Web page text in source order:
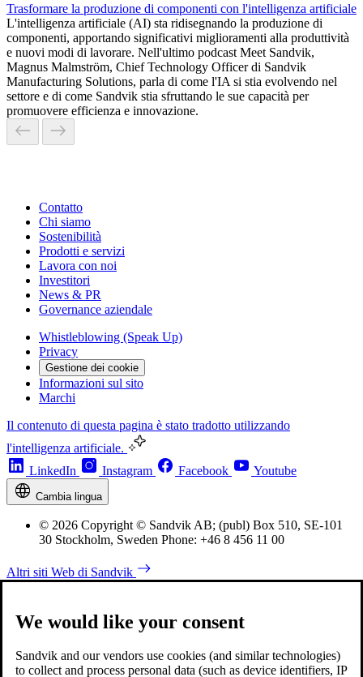
Trasformare la produzione di componenti con l'intelligenza artificiale
L'intelligenza artificiale (AI) sta ridisegnando la produzione di
componenti, apportando significativi miglioramenti alla produttività
e nuovi modi di lavorare. Nell'ultimo podcast Meet Sandvik,
Magnus Malmström, Chief Technology Officer di Sandvik
Manufacturing Solutions, parla di come l'IA si stia evolvendo nel
settore e di come Sandvik stia sfruttando le sue capacità per
promuovere efficienza e innovazione.
Contatto
Chi siamo
Sostenibilità
Prodotti e servizi
Lavora con noi
Investitori
News & PR
Governance aziendale
Whistleblowing (Speak Up)
Privacy
Gestione dei cookie
Informazioni sul sito
Marchi
Il contenuto di questa pagina è stato tradotto utilizzando
l'intelligenza artificiale.
LinkedIn
Instagram Facebook Youtube
Cambia lingua
© 2026 Copyright © Sandvik AB; (publ) Box 510, SE-101
30 Stockholm, Sweden Phone: +46 8 456 11 00
Altri siti Web di Sandvik
We would like your consent
Sandvik and our vendors use cookies (and similar technologies)
to collect and process personal data (such as device identifiers, IP